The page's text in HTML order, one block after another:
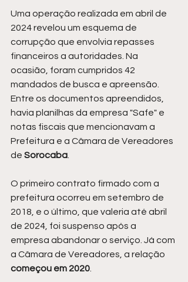
Uma operação realizada em abril de
2024 revelou um esquema de
corrupção que envolvia repasses
financeiros a autoridades. Na
ocasião, foram cumpridos 42
mandados de busca e apreensão.
Entre os documentos apreendidos,
havia planilhas da empresa "Safe" e
notas fiscais que mencionavam a
Prefeitura e a Câmara de Vereadores
de Sorocaba
O primeiro contrato firmado com a
prefeitura ocorreu em setembro de
2018, e o último, que valeria até abril
de 2024, foi suspenso após a
empresa abandonar o serviço. Já com
a Câmara de Vereadores, a relação
começou em 2020